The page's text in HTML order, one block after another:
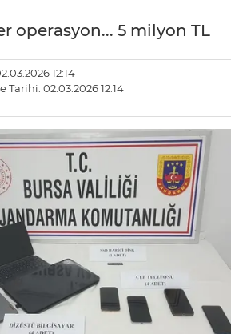
operasyon... 5 milyon TL
12:14
02.03.2026 12:14